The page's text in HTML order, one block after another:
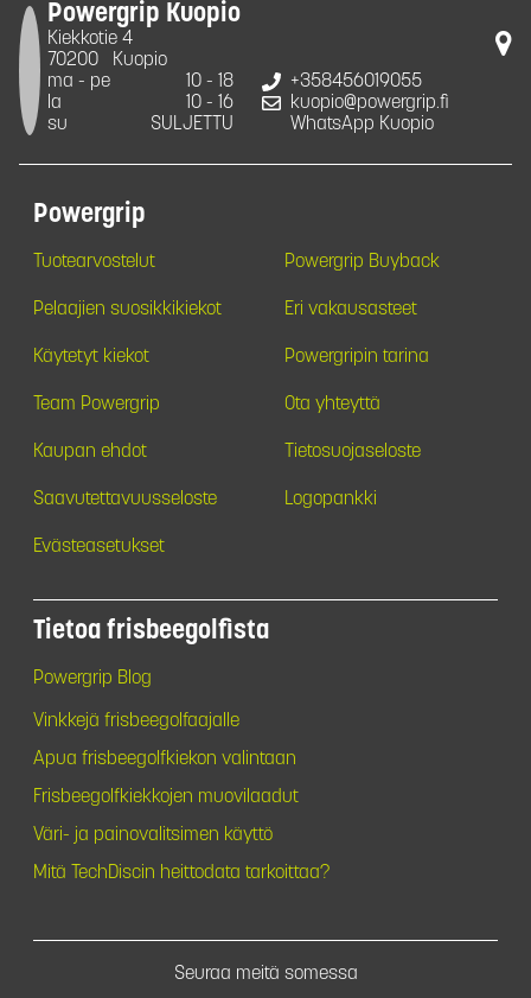
Powergrip Kuopio
Kiekkotie 4
70200
Kuopio
ma - pe
10 - 18
la
10 - 16
su
SULJETTU
+358456019055
kuopio@powergrip.fi
WhatsApp Kuopio
Powergrip
Tuotearvostelut Powergrip Buyback
Pelaajien suosikkikiekot Eri vakausasteet
Käytetyt kiekot Powergripin tarina
Team Powergrip Ota yhteyttä
Kaupan ehdot Tietosuojaseloste
Saavutettavuusseloste Logopankki
Evästeasetukset
Tietoa frisbeegolfista
Powergrip Blog
Vinkkejä frisbeegolfaajalle
Apua frisbeegolfkiekon valintaan
Frisbeegolfkiekkojen muovilaadut
Väri- ja painovalitsimen käyttö
Mitä TechDiscin heittodata tarkoittaa?
Seuraa meitä somessa